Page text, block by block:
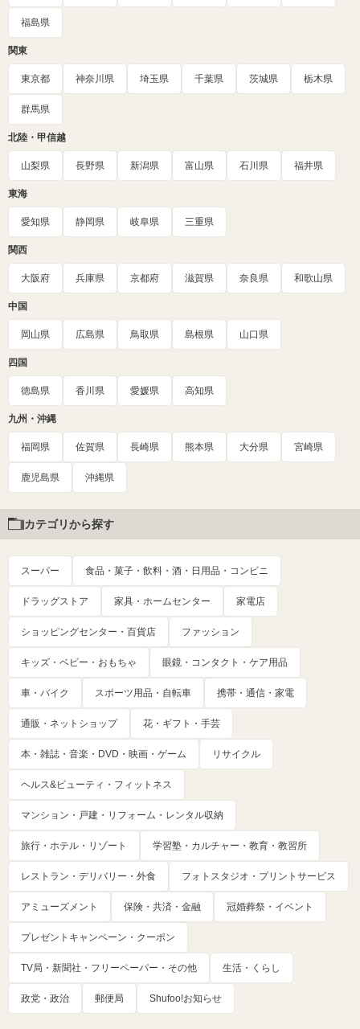
福島県
関東
東京都 神奈川県 埼玉県 千葉県 茨城県 栃木県
群馬県
北陸・甲信越
山梨県 長野県 新潟県 富山県 石川県 福井県
東海
愛知県 静岡県 岐阜県 三重県
関西
大阪府 兵庫県 京都府 滋賀県 奈良県 和歌山県
中国
岡山県 広島県 鳥取県 島根県 山口県
四国
徳島県 香川県 愛媛県 高知県
九州・沖縄
福岡県 佐賀県 長崎県 熊本県 大分県 宮崎県
鹿児島県 沖縄県
カテゴリから探す
スーパー 食品・菓子・飲料・酒・日用品・コンビニ
ドラッグストア 家具・ホームセンター 家電店
ショッピングセンター・百貨店 ファッション
キッズ・ベビー・おもちゃ 眼鏡・コンタクト・ケア用品
車・バイク スポーツ用品・自転車 携帯・通信・家電
通販・ネットショップ 花・ギフト・手芸
本・雑誌・音楽・DVD・映画・ゲーム リサイクル
ヘルス&ビューティ・フィットネス
マンション・戸建・リフォーム・レンタル収納
旅行・ホテル・リゾート 学習塾・カルチャー・教育・教習所
レストラン・デリバリー・外食 フォトスタジオ・プリントサービス
アミューズメント 保険・共済・金融 冠婚葬祭・イベント
プレゼントキャンペーン・クーポン
TV局・新聞社・フリーペーパー・その他 生活・くらし
政党・政治 郵便局 Shufoo!お知らせ